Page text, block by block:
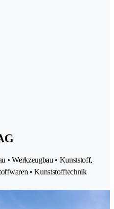
• Werkzeugbau • Kunststoff,
• Kunststofftechnik